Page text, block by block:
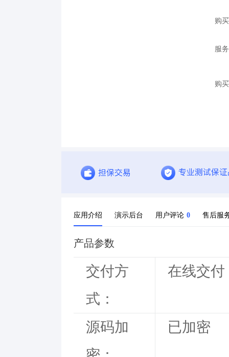
购
服
购
应用介绍 演示后台 用户评论 0 售后服
产品参数
交付方
式：
在线交付
源码加
已加密